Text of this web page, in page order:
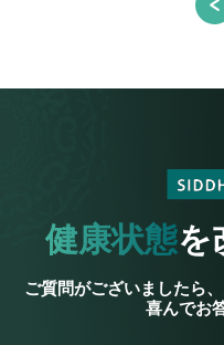
健康状態を
ご質問がございましたら
喜んでお